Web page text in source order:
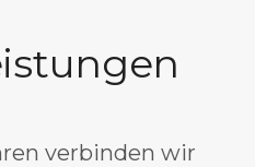
verbinden wir